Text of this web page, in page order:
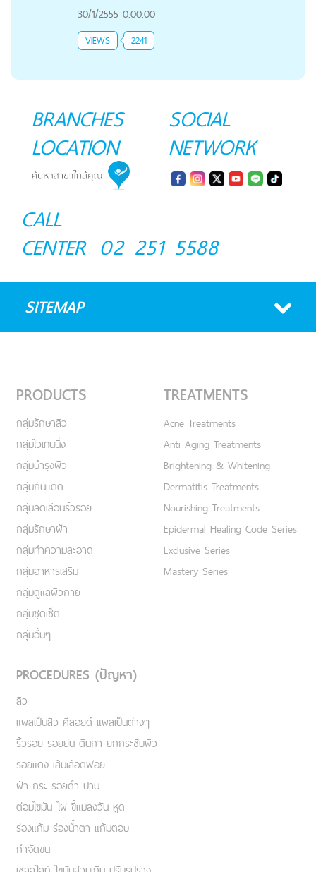
30/1/2555 0:00:00
VIEWS 2241
BRANCHES
LOCATION
SOCIAL
NETWORK
CALL
CENTER 02 251 5588
SITEMAP
PRODUCTS
กลุ่มรักษาสิว
กลุ่มไวเทนนิ่ง
กลุ่มบำรุงผิว
กลุ่มกันแดด
กลุ่มลดเลือนริ้วรอย
กลุ่มรักษาฝ้า
กลุ่มทำความสะอาด
กลุ่มอาหารเสริม
กลุ่มดูแลผิวกาย
กลุ่มชุดเซ็ต
กลุ่มอื่นๆ
TREATMENTS
Acne Treatments
Anti Aging Treatments
Brightening & Whitening
Dermatitis Treatments
Nourishing Treatments
Epidermal Healing Code Series
Exclusive Series
Mastery Series
PROCEDURES (ปัญหา)
สิว
แผลเป็นสิว คีลอยด์ แผลเป็นต่างๆ
ริ้วรอย รอยย่น ตีนกา ยกกระชับผิว
รอยแดง เส้นเลือดฟอย
ฝ้า กระ รอยดำ ปาน
ต่อมไขมัน ไฝ ขี้แมลงวัน หูด
ร่องแก้ม ร่องน้ำตา แก้มตอบ
กำจัดขน